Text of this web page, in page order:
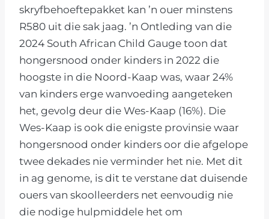
skryfbehoeftepakket kan ’n ouer minstens
R580 uit die sak jaag. ’n Ontleding van die
2024 South African Child Gauge toon dat
hongersnood onder kinders in 2022 die
hoogste in die Noord-Kaap was, waar 24%
van kinders erge wanvoeding aangeteken
het, gevolg deur die Wes-Kaap (16%). Die
Wes-Kaap is ook die enigste provinsie waar
hongersnood onder kinders oor die afgelope
twee dekades nie verminder het nie. Met dit
in ag genome, is dit te verstane dat duisende
ouers van skoolleerders net eenvoudig nie
die nodige hulpmiddele het om